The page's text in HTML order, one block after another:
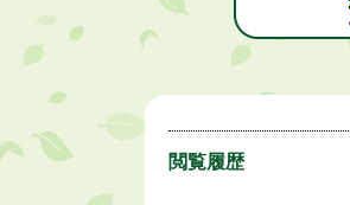
閲覧履歴